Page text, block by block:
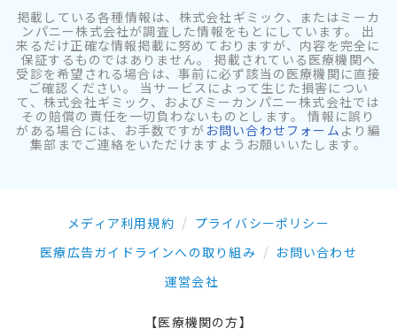
掲載している各種情報は、株式会社ギミック、またはミーカ
ンパニー株式会社が調査した情報をもとにしています。 出
来るだけ正確な情報掲載に努めておりますが、内容を完全に
保証するものではありません。 掲載されている医療機関へ
受診を希望される場合は、事前に必ず該当の医療機関に直接
ご確認ください。 当サービスによって生じた損害につい
て、株式会社ギミック、およびミーカンパニー株式会社では
その賠償の責任を一切負わないものとします。 情報に誤り
がある場合には、お手数ですが お問い合わせフォーム より編
集部までご連絡をいただけますようお願いいたします。
メディア利用規約
プライバシーポリシー
医療広告ガイドラインへの取り組み
お問い合わせ
運営会社
【医療機関の方】